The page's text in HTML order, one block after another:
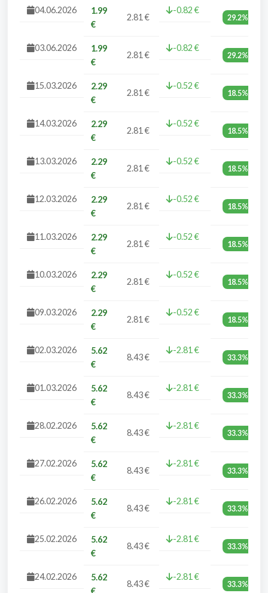
04.06.2026
1.99
€
2.81 €
-0.82 €
29.2%
03.06.2026
1.99
€
2.81 €
-0.82 €
29.2%
15.03.2026
2.29
€
2.81 €
-0.52 €
18.5%
14.03.2026
2.29
€
2.81 €
-0.52 €
18.5%
13.03.2026
2.29
€
2.81 €
-0.52 €
18.5%
12.03.2026
2.29
€
2.81 €
-0.52 €
18.5%
11.03.2026
2.29
€
2.81 €
-0.52 €
18.5%
10.03.2026
2.29
€
2.81 €
-0.52 €
18.5%
09.03.2026
2.29
€
2.81 €
-0.52 €
18.5%
02.03.2026
5.62
€
8.43 €
-2.81 €
33.3%
01.03.2026
5.62
€
8.43 €
-2.81 €
33.3%
28.02.2026
5.62
€
8.43 €
-2.81 €
33.3%
27.02.2026
5.62
€
8.43 €
-2.81 €
33.3%
26.02.2026
5.62
€
8.43 €
-2.81 €
33.3%
25.02.2026
5.62
€
8.43 €
-2.81 €
33.3%
24.02.2026
5.62
€
8.43 €
-2.81 €
33.3%